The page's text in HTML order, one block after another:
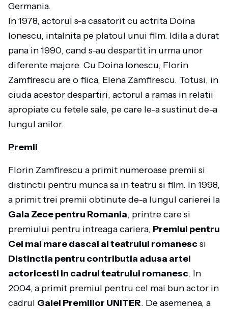
Germania.
In 1978, actorul s-a casatorit cu actrita Doina
Ionescu, intalnita pe platoul unui film. Idila a durat
pana in 1990, cand s-au despartit in urma unor
diferente majore. Cu Doina Ionescu, Florin
Zamfirescu are o fiica, Elena Zamfirescu. Totusi, in
ciuda acestor despartiri, actorul a ramas in relatii
apropiate cu fetele sale, pe care le-a sustinut de-a
lungul anilor.
Premii
Florin Zamfirescu a primit numeroase premii si
distinctii pentru munca sa in teatru si film. In 1998,
a primit trei premii obtinute de-a lungul carierei la
Gala Zece pentru Romania, printre care si
premiului pentru intreaga cariera, Premiul pentru
Cel mai mare dascal al teatrului romanescsi
Distinctia pentru contributia adusa artei
actoricesti in cadrul teatrului romanesc. In
2004, a primit premiul pentru cel mai bun actor in
cadrul Galei Premiilor UNITER. De asemenea, a